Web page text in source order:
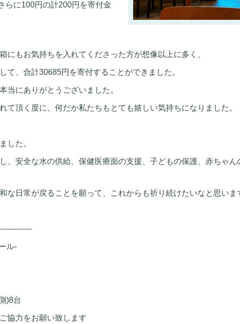
らに100円の計200円を寄付金
にもお気持ちを入れてくださった方が想像以上に多く、
て、合計30685円を寄付することができました。
当にありがとうございました。
て頂く度に、何だか私たちもとても嬉しい気持ちになりました。
した。
、安全な水の供給、保健医療面の支援、子どもの保護、赤ちゃ
な日常が戻ることを願って、これからも祈り続けたいなと思いま
ル-
)8台
協力をお願い致します